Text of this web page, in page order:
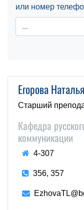
или номер
Егорова
Старший
Кафедра
коммуникации
4-307
356, 357